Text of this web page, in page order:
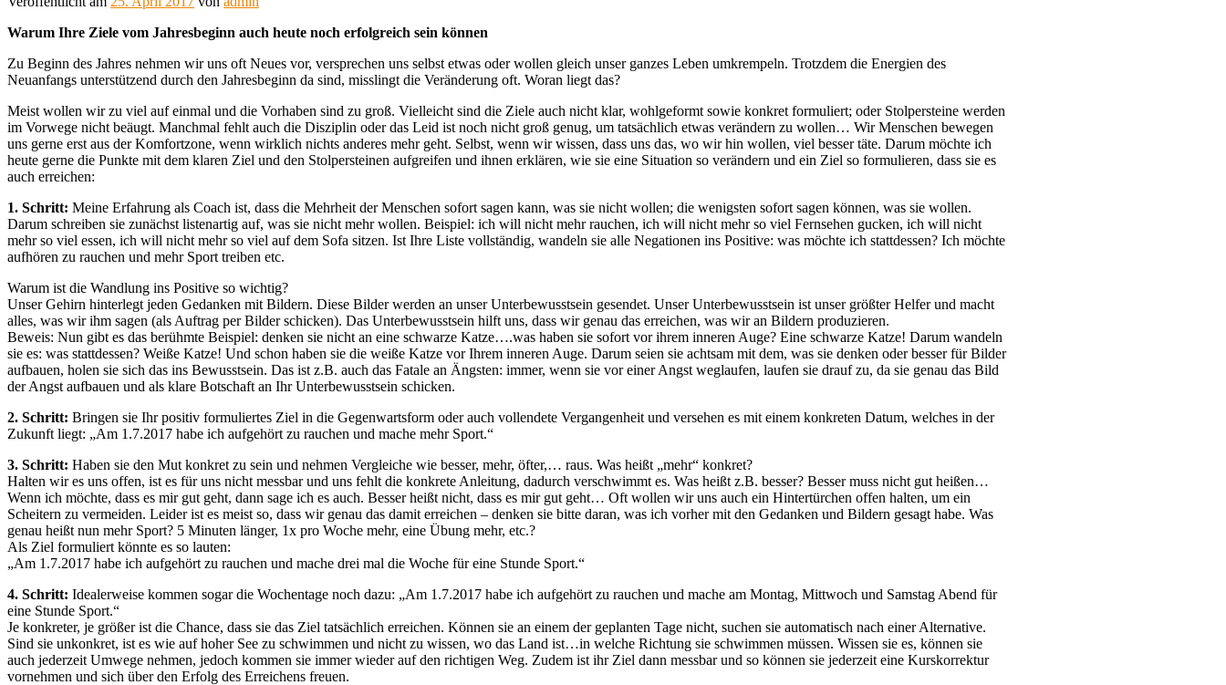
Warum Ihre Ziele vom Jahresbeginn auch heute noch erfolgreich sein können
Zu Beginn des Jahres nehmen wir uns oft Neues vor, versprechen uns selbst etwas oder wollen gleich unser ganzes Leben umkrempeln. Trotzdem die Energien des
Neuanfangs unterstützend durch den Jahresbeginn da sind, misslingt die Veränderung oft. Woran liegt das?
Meist wollen wir zu viel auf einmal und die Vorhaben sind zu groß. Vielleicht sind die Ziele auch nicht klar, wohlgeformt sowie konkret formuliert; oder Stolpersteine werden
im Vorwege nicht beäugt. Manchmal fehlt auch die Disziplin oder das Leid ist noch nicht groß genug, um tatsächlich etwas verändern zu wollen… Wir Menschen bewegen
uns gerne erst aus der Komfortzone, wenn wirklich nichts anderes mehr geht. Selbst, wenn wir wissen, dass uns das, wo wir hin wollen, viel besser täte. Darum möchte ich
heute gerne die Punkte mit dem klaren Ziel und den Stolpersteinen aufgreifen und ihnen erklären, wie sie eine Situation so verändern und ein Ziel so formulieren, dass sie es
auch erreichen:
1. Schritt: Meine Erfahrung als Coach ist, dass die Mehrheit der Menschen sofort sagen kann, was sie nicht wollen; die wenigsten sofort sagen können, was sie wollen.
Darum schreiben sie zunächst listenartig auf, was sie nicht mehr wollen. Beispiel: ich will nicht mehr rauchen, ich will nicht mehr so viel Fernsehen gucken, ich will nicht
mehr so viel essen, ich will nicht mehr so viel auf dem Sofa sitzen. Ist Ihre Liste vollständig, wandeln sie alle Negationen ins Positive: was möchte ich stattdessen? Ich möchte
aufhören zu rauchen und mehr Sport treiben etc.
Warum ist die Wandlung ins Positive so wichtig?
Unser Gehirn hinterlegt jeden Gedanken mit Bildern. Diese Bilder werden an unser Unterbewusstsein gesendet. Unser Unterbewusstsein ist unser größter Helfer und macht
alles, was wir ihm sagen (als Auftrag per Bilder schicken). Das Unterbewusstsein hilft uns, dass wir genau das erreichen, was wir an Bildern produzieren.
Beweis: Nun gibt es das berühmte Beispiel: denken sie nicht an eine schwarze Katze….was haben sie sofort vor ihrem inneren Auge? Eine schwarze Katze! Darum wandeln
sie es: was stattdessen? Weiße Katze! Und schon haben sie die weiße Katze vor Ihrem inneren Auge. Darum seien sie achtsam mit dem, was sie denken oder besser für Bilder
aufbauen, holen sie sich das ins Bewusstsein. Das ist z.B. auch das Fatale an Ängsten: immer, wenn sie vor einer Angst weglaufen, laufen sie drauf zu, da sie genau das Bild
der Angst aufbauen und als klare Botschaft an Ihr Unterbewusstsein schicken.
2. Schritt: Bringen sie Ihr positiv formuliertes Ziel in die Gegenwartsform oder auch vollendete Vergangenheit und versehen es mit einem konkreten Datum, welches in der
Zukunft liegt: „Am 1.7.2017 habe ich aufgehört zu rauchen und mache mehr Sport.“
3. Schritt: Haben sie den Mut konkret zu sein und nehmen Vergleiche wie besser, mehr, öfter,… raus. Was heißt „mehr“ konkret?
Halten wir es uns offen, ist es für uns nicht messbar und uns fehlt die konkrete Anleitung, dadurch verschwimmt es. Was heißt z.B. besser? Besser muss nicht gut heißen…
Wenn ich möchte, dass es mir gut geht, dann sage ich es auch. Besser heißt nicht, dass es mir gut geht… Oft wollen wir uns auch ein Hintertürchen offen halten, um ein
Scheitern zu vermeiden. Leider ist es meist so, dass wir genau das damit erreichen – denken sie bitte daran, was ich vorher mit den Gedanken und Bildern gesagt habe. Was
genau heißt nun mehr Sport? 5 Minuten länger, 1x pro Woche mehr, eine Übung mehr, etc.?
Als Ziel formuliert könnte es so lauten:
„Am 1.7.2017 habe ich aufgehört zu rauchen und mache drei mal die Woche für eine Stunde Sport.“
4. Schritt: Idealerweise kommen sogar die Wochentage noch dazu: „Am 1.7.2017 habe ich aufgehört zu rauchen und mache am Montag, Mittwoch und Samstag Abend für
eine Stunde Sport.“
Je konkreter, je größer ist die Chance, dass sie das Ziel tatsächlich erreichen. Können sie an einem der geplanten Tage nicht, suchen sie automatisch nach einer Alternative.
Sind sie unkonkret, ist es wie auf hoher See zu schwimmen und nicht zu wissen, wo das Land ist…in welche Richtung sie schwimmen müssen. Wissen sie es, können sie
auch jederzeit Umwege nehmen, jedoch kommen sie immer wieder auf den richtigen Weg. Zudem ist ihr Ziel dann messbar und so können sie jederzeit eine Kurskorrektur
vornehmen und sich über den Erfolg des Erreichens freuen.